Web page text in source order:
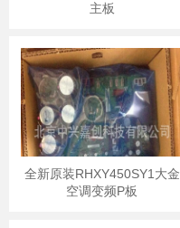
主板
全新原装RHXY450SY1大金
空调变频P板